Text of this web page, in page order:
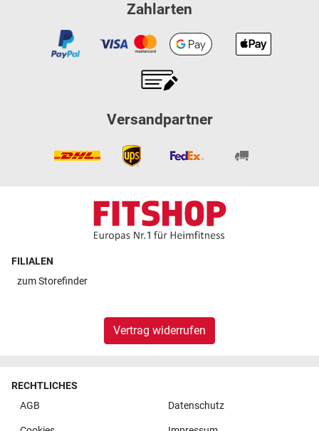
Zahlarten
Versandpartner
FILIALEN
zumStorefinder
Vertrag widerrufen
RECHTLICHES
AGB
Datenschutz